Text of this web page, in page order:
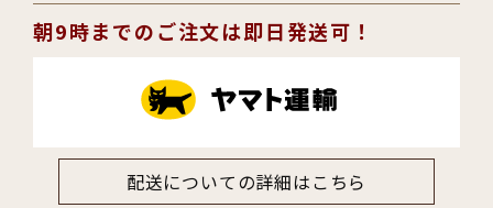
朝9時までのご注文は即日発送可！
配送についての詳細はこちら